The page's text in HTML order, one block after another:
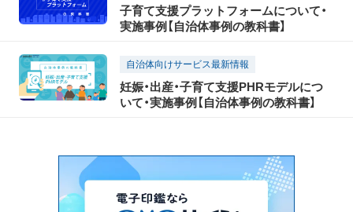
子育て支援プラットフォームについて・
実施事例【自治体事例の教科書】
自治体向けサービス最新情報
妊娠・出産・子育て支援PHRモデルにつ
いて・実施事例【自治体事例の教科書】